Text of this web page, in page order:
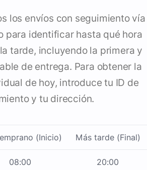
los envíos con seguimiento vía
para identificar hasta qué hora
tarde, incluyendo la primera y
de entrega. Para obtener la
de hoy, introduce tu ID de
y tu dirección.
(Inicio) Más tarde (Final)
08:00 20:00